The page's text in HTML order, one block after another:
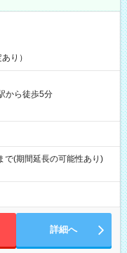
り）
から徒歩5分
(期間延長の可能性あり)
詳細へ